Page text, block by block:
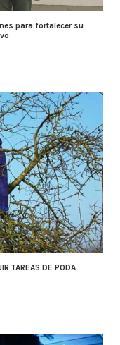
para fortalecer su
TAREAS DE PODA